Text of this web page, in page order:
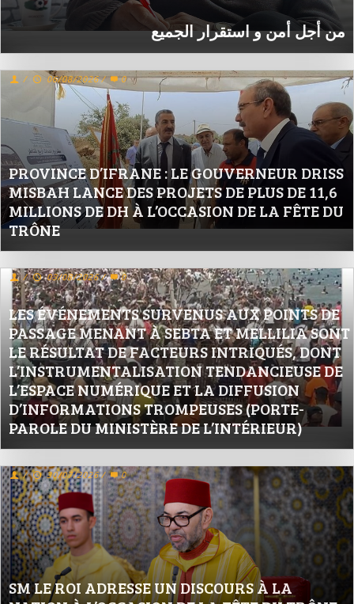
من أجل أمن و استقرار الجميع
PROVINCE D’IFRANE : LE GOUVERNEUR DRISS
MISBAH LANCE DES PROJETS DE PLUS DE 11,6
MILLIONS DE DH À L’OCCASION DE LA FÊTE DU
TRÔNE
/ 06/08/2026 / 0
LES ÉVÉNEMENTS SURVENUS AUX POINTS DE
PASSAGE MENANT À SEBTA ET MELLILIA SONT
LE RÉSULTAT DE FACTEURS INTRIQUÉS, DONT
L’INSTRUMENTALISATION TENDANCIEUSE DE
L’ESPACE NUMÉRIQUE ET LA DIFFUSION
D’INFORMATIONS TROMPEUSES (PORTE-
PAROLE DU MINISTÈRE DE L’INTÉRIEUR)
/ 03/08/2026 / 0
SM LE ROI ADRESSE UN DISCOURS À LA
/ 30/07/2026 / 0